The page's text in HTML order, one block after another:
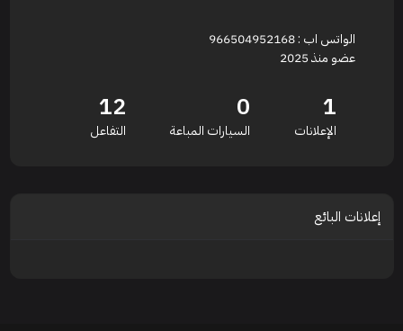
الواتس اب : 966504952168
عضو منذ 2025
1
الإعلانات
0
السيارات المباعة
12
التفاعل
إعلانات البائع